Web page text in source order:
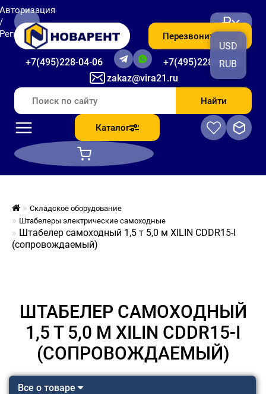
zakaz@vira21.ru
+7(495)228-04-06 +7(495)228-06-56
Перезвоните мне
₽
USD
RUB
Найти
Каталог
Складское оборудование
Штабелеры электрические самоходные
Штабелер самоходный 1,5 т 5,0 м XILIN CDDR15-I
(сопровождаемый)
ШТАБЕЛЕР САМОХОДНЫЙ
1,5 Т 5,0 М XILIN CDDR15-I
(СОПРОВОЖДАЕМЫЙ)
Все о товаре